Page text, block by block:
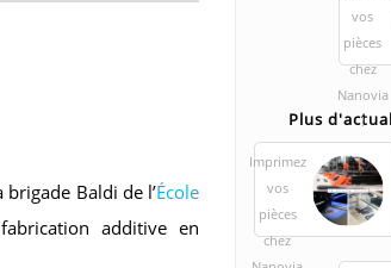
brigade Baldi de l’École
additive en
vos
pièces
chez
Nanovia
!
Plus
Imprimez
vos
pièces
chez